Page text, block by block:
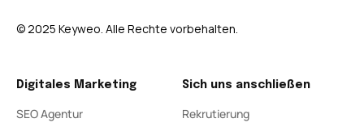
© 2025 Keyweo. Alle Rechte vorbehalten.
Digitales Marketing
SEO Agentur
Sich uns anschließen
Rekrutierung